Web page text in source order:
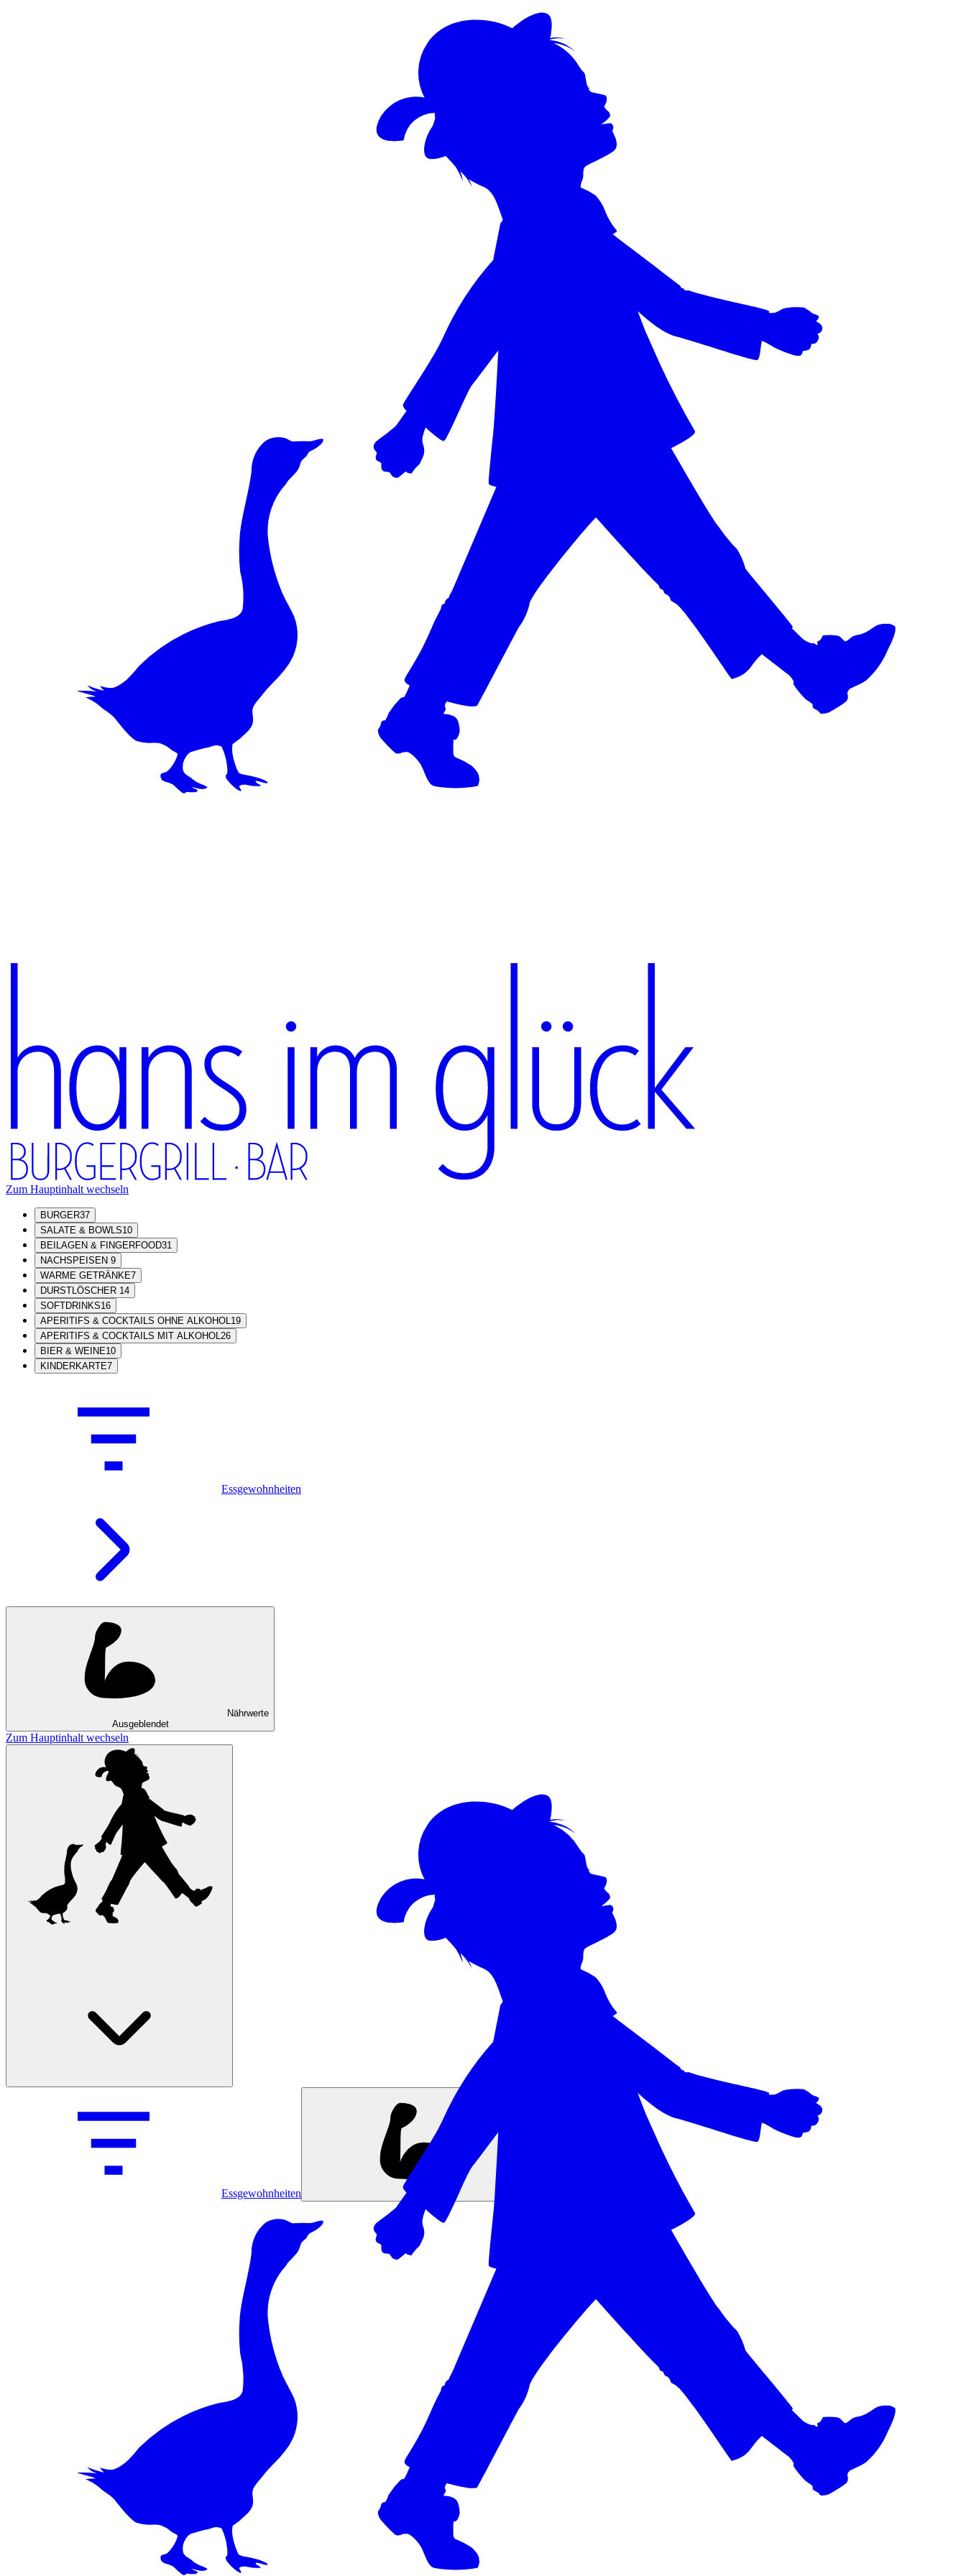
Zum Hauptinhalt wechseln
BURGER37
SALATE & BOWLS10
BEILAGEN & FINGERFOOD31
NACHSPEISEN 9
WARME GETRÄNKE7
DURSTLÖSCHER 14
SOFTDRINKS16
APERITIFS & COCKTAILS OHNE ALKOHOL 19
APERITIFS & COCKTAILS MIT ALKOHOL 26
BIER & WEINE10
KINDERKARTE7
Essgewohnheiten
Nährwerte
Ausgeblendet
Zum Hauptinhalt wechseln
Essgewohnheiten